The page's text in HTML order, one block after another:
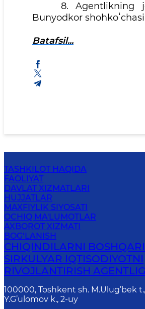
8. Agentlikning
Bunyodkor
Batafsil...
TASHKILOT HAQIDA
FAOLIYAT
DAVLAT XIZMATLARI
HUJJATLAR
MAXFIYLIK SIYOSATI
OCHIQ MA'LUMOTLAR
AXBOROT XIZMATI
BOG‘LANISH
CHIQINDILARNI
SIRKULYAR IQTISODIYOTNI
RIVOJLANTIRISH
100000, Toshkent sh. M.Ulug’bek
Y.G’ulomov k., 2-uy